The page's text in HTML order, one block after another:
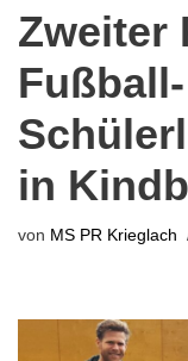
Zweiter
Fußball-
in
von MS PR Krieglach